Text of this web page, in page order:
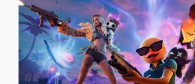
que
tantos
jogadores
compram
contas